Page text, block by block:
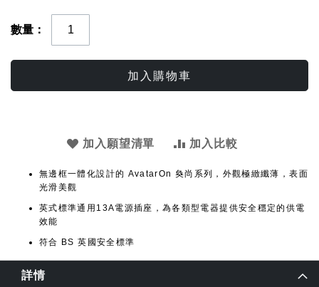
數量
加入購物車
加入願望清單 加入比較
無邊框一體化設計的 AvatarOn 奐尚系列，外觀極緻纖薄，表面
光滑美觀
英式標準通用13A電源插座，為各類型電器提供安全穩定的供電
效能
符合 BS 英國安全標準
詳情